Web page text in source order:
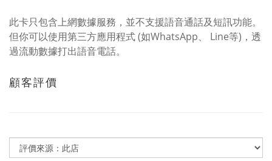
此卡只包含上網數據服務，並不支援語音通話及短訊功能。
但你可以使用第三方應用程式 (如WhatsApp、 Line等)，透
過流動數據打出語音電話。
顧客評價